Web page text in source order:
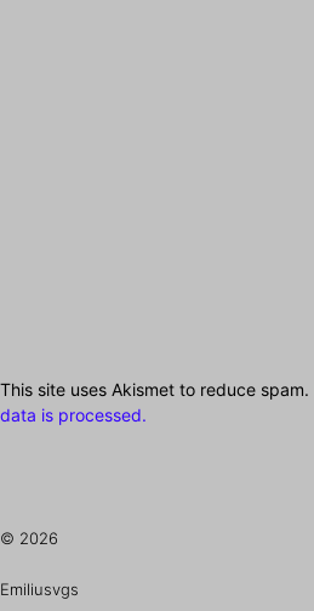
This site uses Akismet to reduce spam.
data is processed.
© 2026
Emiliusvgs